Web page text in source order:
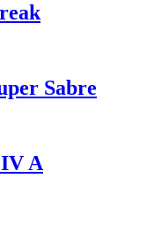
Sabre
A